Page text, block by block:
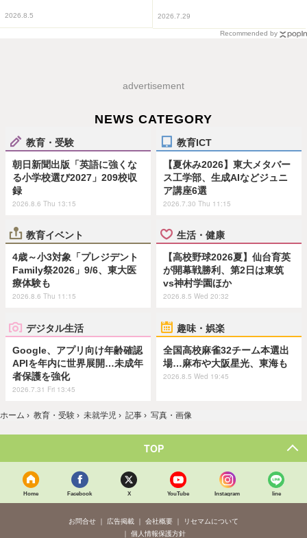
2026.8.5 2026.7.29
Recommended by
advertisement
NEWS CATEGORY
教育・受験
朝日新聞出版「英語に強くな
る小学校選び2027」209校収
録
2026.8.6 Thu 13:15
教育ICT
【夏休み2026】東大メタバー
ス工学部、生成AIなどジュニ
ア講座6選
2026.7.30 Thu 11:15
教育イベント
4歳～小3対象「プレジデント
Family祭2026」9/6、東大医
療体験も
2026.8.6 Thu 11:15
生活・健康
【高校野球2026夏】仙台育英
が開幕戦勝利、第2日は東筑
vs神村学園ほか
2026.8.5 Wed 20:32
デジタル生活
Google、アプリ向け年齢確認
APIを年内に世界展開…未成年
者保護を強化
2026.7.31 Fri 13:45
趣味・娯楽
全国高校麻雀32チーム本選出
場…麻布や大阪星光、東海も
2026.8.5 Wed 19:45
ホーム › 教育・受験 › 未就学児 › 記事 › 写真・画像
TOP
Home Facebook X YouTube Instagram line
お問合せ 広告掲載 会社概要
リセマムについて
個人情報保護方針